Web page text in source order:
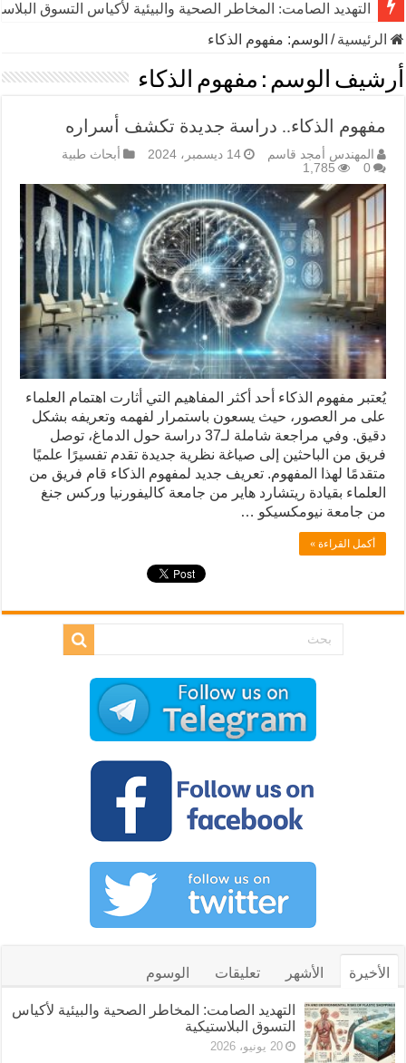
التهديد الصامت: المخاطر الصحية والبيئية لأكياس التسوق
الرئيسية/ الوسم: مفهوم الذكاء
أرشيف الوسم : مفهوم الذكاء
مفهوم الذكاء.. دراسة جديدة تكشف أسراره
المهندس أمجد قاسم 14 ديسمبر، 2024
أبحاث طبية
0
1,785
يُعتبر مفهوم الذكاء أحد أكثر المفاهيم التي أثارت اهتمام العلماء
على مر العصور، حيث يسعون باستمرار لفهمه وتعريفه بشكل
دقيق. وفي مراجعة شاملة لـ37 دراسة حول الدماغ، توصل
فريق من الباحثين إلى صياغة نظرية جديدة تقدم تفسيرًا علميًا
متقدمًا لهذا المفهوم. تعريف جديد لمفهوم الذكاء قام فريق من
العلماء بقيادة ريتشارد هاير من جامعة كاليفورنيا وركس جنغ
من جامعة نيومكسيكو …
أكمل القراءة »
الأخيرة الأشهر تعليقات الوسوم
التهديد الصامت: المخاطر الصحية والبيئية لأكياس
التسوق البلاستيكية
20 يونيو، 2026